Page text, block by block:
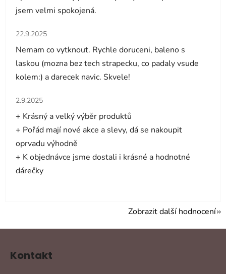
jsem velmi spokojená.
Hodnocení obchodu je 5 z 5 hvězdiček.
22.9.2025
Nemam co vytknout. Rychle doruceni, baleno s
laskou (mozna bez tech strapecku, co padaly vsude
kolem:) a darecek navic. Skvele!
Hodnocení obchodu je 5 z 5 hvězdiček.
2.9.2025
+ Krásný a velký výběr produktů
+ Pořád mají nové akce a slevy, dá se nakoupit
oprvadu výhodně
+ K objednávce jsme dostali i krásné a hodnotné
dárečky
Zobrazit další hodnocení
Kontakt